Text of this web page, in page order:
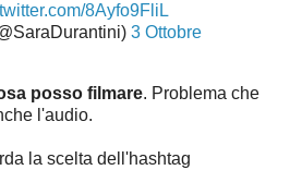
8Ayfo9FliL
3 Ottobre
posso filmare. Problema che
l'audio.
la scelta dell'hashtag